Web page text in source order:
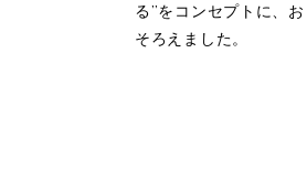
る”をコンセプトに、
そろえました。